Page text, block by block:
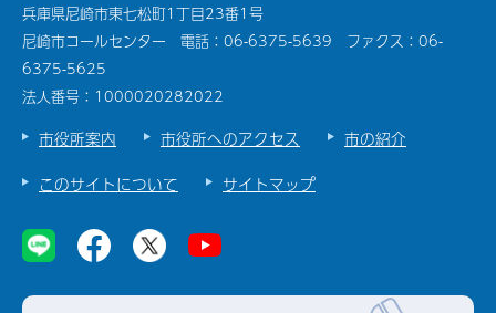
兵庫県尼崎市東七松町1丁目23番1号
尼崎市コールセンター 電話：06-6375-5639 ファクス：06-
6375-5625
法人番号：1000020282022
市役所案内 市役所へのアクセス
市の紹介
このサイトについて
サイトマップ